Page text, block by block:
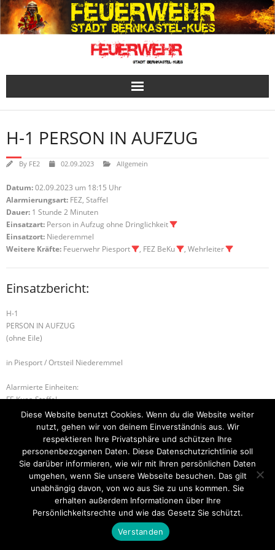
Skip
to
content
H-1 PERSON IN AUFZUG
By FE2 02.09.2023 Allgemein
Datum:02.09.2023 um 18:15 Uhr
Alarmierungsart: FEZ, Staffel
Dauer: 1 Stunde 2 Minuten
Einsatzart: Person in Aufzug ohne Dringlichkeit
Einsatzort: Niederemmel
Weitere Kräfte: Feuerwehr Piesport , FEZ BeKu , Wehrleiter
Einsatzbericht:
H-1
PERSON IN AUFZUG
(ohne Eile)
in Piesport / Ortsteil Niederemmel
Alarmierte Einheiten:
FF-Kues-Staffel
FF-Piesport-Gruppe
S1 – Weinfest S1 – Absicherung Weinfest
Startseite Einsätze Mitglied werden Über uns
Kontakt
Think Up Themes Ltd . Powered by
Diese Website benutzt Cookies. Wenn du die Website weiter
nutzt, gehen wir von deinem Einverständnis aus. Wir
respektieren Ihre Privatsphäre und schützen Ihre
personenbezogenen Daten. Diese Datenschutzrichtlinie soll
Sie darüber informieren, wie wir mit Ihren persönlichen Daten
umgehen, wenn Sie unsere Webseite besuchen. Das gilt
unabhängig davon, von wo aus Sie zu uns kommen. Sie
erhalten außerdem Informationen über Ihre
Persönlichkeitsrechte und wie das Gesetz Sie schützt.
Verstanden